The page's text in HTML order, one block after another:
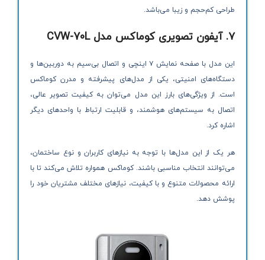
طراحی کم‌حجم و زیبا می‌باشد.
۷.آیفون تصویری کوماکس مدل CVW-70L
این مدل با صفحه نمایش ۷ اینچی و اتصال بی‌سیم به دوربین‌ها و
دستگاه‌های امنیتی، یکی از مدل‌های پیشرفته و مدرن کوماکس
است. از ویژگی‌های بارز این مدل می‌توان به کیفیت تصویر عالی،
اتصال به سیستم‌های هوشمند، و قابلیت ارتباط با واحدهای دیگر
اشاره کرد.
هر یک از این مدل‌ها با توجه به نیازهای کاربران و نوع ساختمان،
می‌توانند انتخاب مناسبی باشند. کوماکس همواره تلاش می‌کند تا با
ارائه محصولات متنوع و با کیفیت، نیازهای مختلف مشتریان خود را
پوشش دهد.